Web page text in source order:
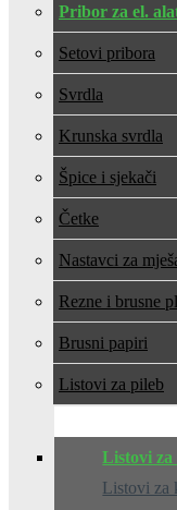
Pribor za el.
Setovi pribora
Svrdla
Krunska svrdla
Špice i sjekači
Četke
Nastavci za
Rezne i brusne
Brusni papiri
Listovi za pile
Listovi za
Listovi za